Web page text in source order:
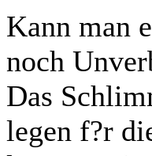
Kann man
noch
Das
legen f?r